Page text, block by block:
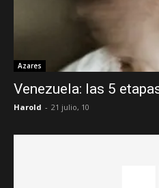
Azares
Venezuela: las 5
Harold - 21 julio, 10